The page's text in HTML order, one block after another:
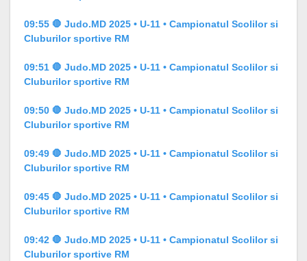
09:55 🛑 Judo.MD 2025 • U-11 • Campionatul Scolilor si
Cluburilor sportive RM
09:51 🛑 Judo.MD 2025 • U-11 • Campionatul Scolilor si
Cluburilor sportive RM
09:50 🛑 Judo.MD 2025 • U-11 • Campionatul Scolilor si
Cluburilor sportive RM
09:49 🛑 Judo.MD 2025 • U-11 • Campionatul Scolilor si
Cluburilor sportive RM
09:45 🛑 Judo.MD 2025 • U-11 • Campionatul Scolilor si
Cluburilor sportive RM
09:42 🛑 Judo.MD 2025 • U-11 • Campionatul Scolilor si
Cluburilor sportive RM